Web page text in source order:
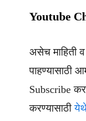
Youtube
असेच माहिती
पाहण्यासाठी
Subscribe
करण्यासाठी